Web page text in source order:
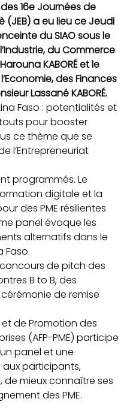
16e Journées de
(JEB) a eu lieu ce Jeudi
du SIAO sous le
du Commerce
KABORÉ et le
des Finances
Lassané KABORÉ.
Faso : potentialités et
pour booster
ce thème que se
l’Entrepreneuriat
programmés. Le
digitale et la
des PME résilientes
panel évoque les
alternatifs dans le
Faso.
de pitch des
B to B, des
de remise
et de Promotion des
(AFP-PME) participe
panel et une
participants,
de mieux connaître ses
des PME.